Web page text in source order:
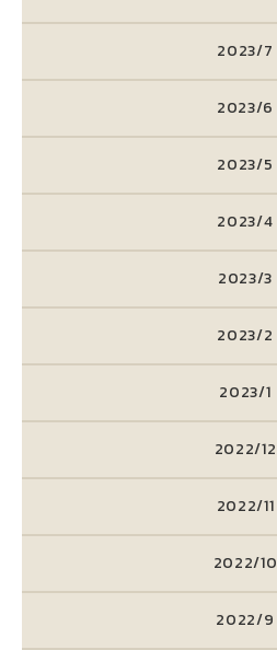
2023/7
2023/6
2023/5
2023/4
2023/3
2023/2
2023/1
2022/12
2022/11
2022/10
2022/9